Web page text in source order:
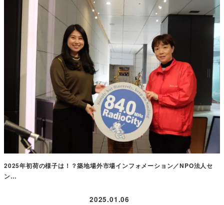
2025年初荷の様子は！？築地場外市場インフォメーション／NPO法人セ
ン…
2025.01.06